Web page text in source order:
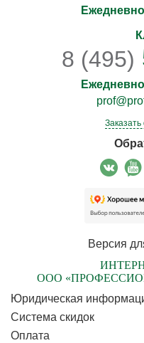
8 (495)
Версия
ООО
Юридическая
Cистема скидок
Оплата